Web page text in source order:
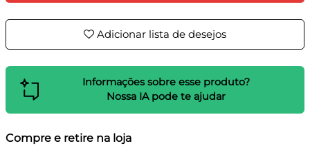
Adicionar lista de desejos
Informações sobre esse produto?
Nossa IA pode te ajudar
Compre e retire na loja